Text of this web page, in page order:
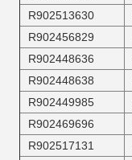
R902513630
R902456829
R902448636
R902448638
R902449985
R902469696
R902517131